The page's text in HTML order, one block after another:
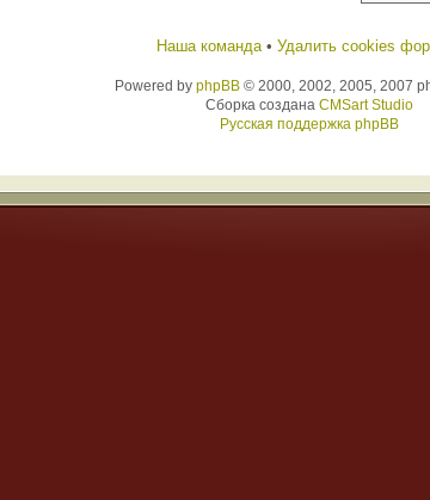
Наша команда• Удалить cookies
Powered by phpBB© 2000, 2002, 2005, 2007
Сборка создана CMSart Studio
Русская поддержка phpBB